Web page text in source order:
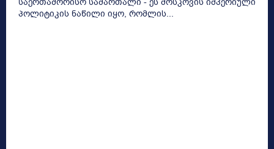
პოლიტიკის ნაწილი იყო, რომლის...